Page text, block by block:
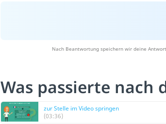
Nach Beantwortung speichern wir deine
Was passierte nach
zur Stelle im Video springen
(03:36)